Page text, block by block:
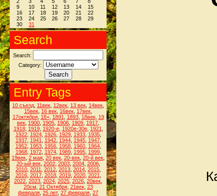
9
10 11 12 13 14
15
16
17 18 19 20 21
22
23
24 25 26 27 28
29
30
31
Search
Search:
Category:
Entry Tags
10 съезд 11век 12век 13 век 14век
15век 16 век 16век 17век
17октября, 18+, 1891 1893, 18век, 19
век 1900 1905 1906 1909 1917
1918, 1919, 1920-е, 1920е-30е, 1921
1922, 1924, 1926, 1929, 1933, 1935,
1937, 1941 1942, 1944, 1945, 1947,
1952, 1953, 1956, 1958, 1960, 1964,
1968, 1972, 1974, 1989, 1995, 1999,
19век 2 мая 20 век 20-век 20-й век
20-ый век, 2002, 2003, 2004, 2006,
2010 2011 2012 2013 2014 2015
2016, 2017, 2018, 2019, 2020, 2021
2022 2023 2024 2025 2026 20век
20см 21 Октября, 21век, 23
февраля 25 лет, 27 февраля 27